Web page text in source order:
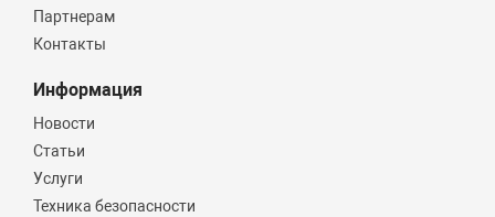
Партнерам
Контакты
Информация
Новости
Статьи
Услуги
Техника безопасности